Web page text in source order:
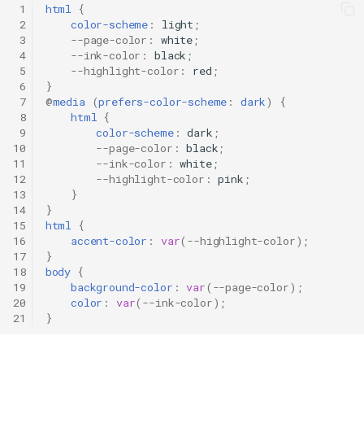
1
2
3
4
5
6
7
8
9
10
11
12
13
14
15
16
17
18
19
20
21
html
{
color-scheme : light ;
--page-color : white;
--ink-color : black ;
--highlight-color : red ;
}
@media (prefers-color-scheme : dark)
{
html {
color-scheme: dark ;
--page-color : black;
--ink-color : white;
--highlight-color : pink ;
}
}
html
{
accent-color : var( --highlight-color);
}
body {
background-color : var( --page-color);
color : var( --ink-color);
}